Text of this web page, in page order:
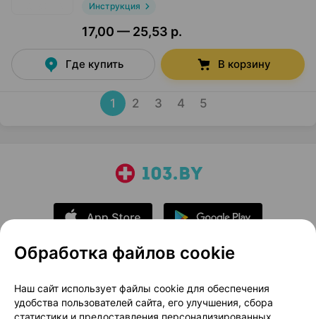
Инструкция
17,00 — 25,53 р.
Где купить В корзину
1 2 3 4 5
О проекте
Новости проекта
Размещение рекламы
Медицинский маркетинг
Обработка файлов cookie
Наш сайт использует файлы cookie для обеспечения
удобства пользователей сайта, его улучшения, сбора
статистики и предоставления персонализированных